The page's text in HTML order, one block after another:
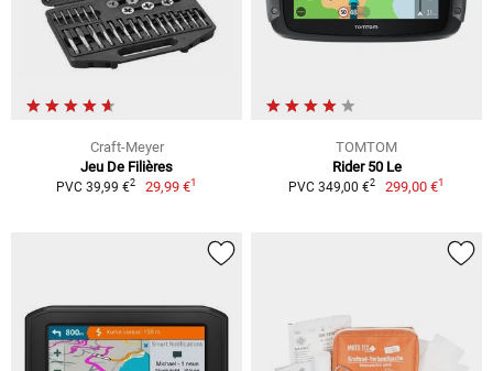
Craft-Meyer
Jeu De Filières
PVC 39,99 €2 29,99 €1
TOMTOM
Rider 50 Le
PVC 349,00 €2 299,00 €1